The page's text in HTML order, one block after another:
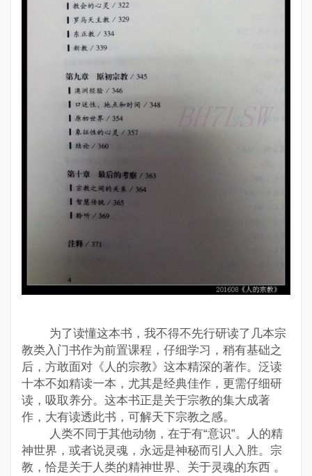
为了读懂这本书，我不得不先行研读了几本宗
教类入门书作为前置课程，仔细学习，稍有基础之
后，方敢面对《人的宗教》这本精深的著作。泛读
十本不如精读一本，尤其是经典佳作，更需仔细研
读，吸取养分。这本书正是关于宗教的集大成著
作，大有读透此书，可解天下宗教之感。
人类不同于其他动物，在于有“意识”。人的精
神世界，或者说灵魂，永远是神秘而引人入胜。宗
教，恰是关于人类的精神世界、关于灵魂的东西 。